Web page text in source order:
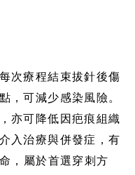
次療程結束拔針後傷
，可減少感染風險。
亦可降低因疤痕組織
入治療與併發症，有
，屬於首選穿刺方